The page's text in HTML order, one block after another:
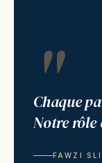
"
Chaque
Notre rôle
FAWZI